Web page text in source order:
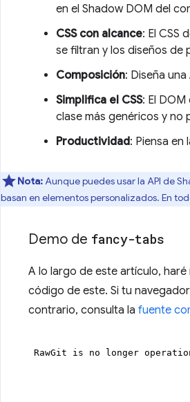
en el Shadow DOM del
CSS con alcance: El CSS
se filtran y los diseños de
Composición: Diseña
Simplifica el CSS: El
clase más genéricos y
Productividad: Piensa
Nota:Aunque puedes usar la API de
basan en elementos personalizados. En
Demo de fancy-tabs
A lo largo de este artículo,
código de este. Si tu
contrario, consulta la fuente